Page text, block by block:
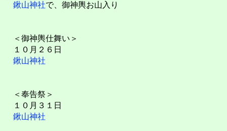
鍬山神社で、御神輿お山入り
＜御神輿仕舞い＞
１０月２６日
鍬山神社
＜奉告祭＞
１０月３１日
鍬山神社